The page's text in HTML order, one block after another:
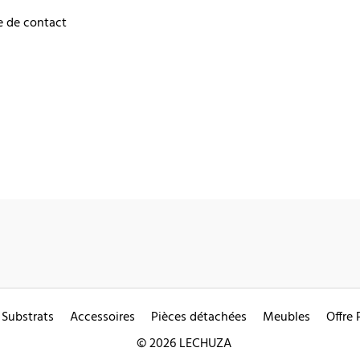
de contact
Substrats Accessoires Pièces détachées Meubles
Offre
© 2026 LECHUZA